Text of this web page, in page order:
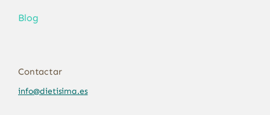
Blog
Contactar
info@dietisima.es